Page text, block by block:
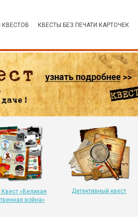
КВЕСТОВ КВЕСТЫ БЕЗ ПЕЧАТИ КАРТОЧЕК
Квест «Великая
война»
Детективный квест